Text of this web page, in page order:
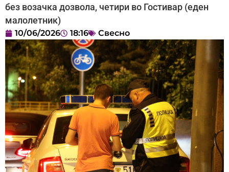
без возачка дозвола, четири во Гостивар (еден
малолетник)
10/06/2026 18:16 Свесно